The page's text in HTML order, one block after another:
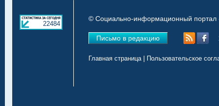
22484
© Социально-информационный портал
Письмо в редакцию
Главная страница| Пользовательское